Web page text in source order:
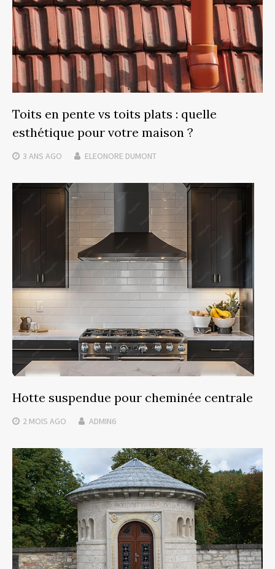
Toits en pente vs toits plats : quelle
esthétique pour votre maison ?
3 ANS AGO ELEONORE DUMONT
Hotte suspendue pour cheminée centrale
2 MOIS AGO ADMIN6